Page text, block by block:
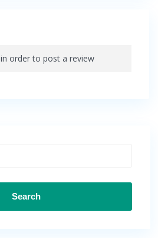
in order to post a review
Search